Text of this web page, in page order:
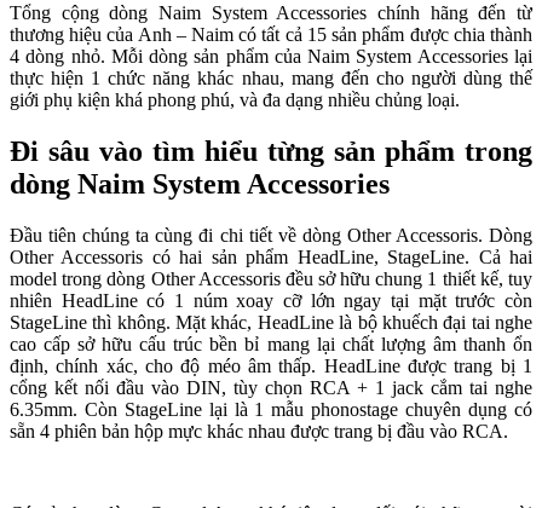
Tổng cộng dòng Naim System Accessories chính hãng đến từ
thương hiệu của Anh – Naim có tất cả 15 sản phẩm được chia thành
4 dòng nhỏ. Mỗi dòng sản phẩm của Naim System Accessories lại
thực hiện 1 chức năng khác nhau, mang đến cho người dùng thế
giới phụ kiện khá phong phú, và đa dạng nhiều chủng loại.
Đi sâu vào tìm hiểu từng sản phẩm trong
dòng Naim System Accessories
Đầu tiên chúng ta cùng đi chi tiết về dòng Other Accessoris. Dòng
Other Accessoris có hai sản phẩm HeadLine, StageLine. Cả hai
model trong dòng Other Accessoris đều sở hữu chung 1 thiết kế, tuy
nhiên HeadLine có 1 núm xoay cỡ lớn ngay tại mặt trước còn
StageLine thì không. Mặt khác, HeadLine là bộ khuếch đại tai nghe
cao cấp sở hữu cấu trúc bền bỉ mang lại chất lượng âm thanh ổn
định, chính xác, cho độ méo âm thấp. HeadLine được trang bị 1
cổng kết nối đầu vào DIN, tùy chọn RCA + 1 jack cắm tai nghe
6.35mm. Còn StageLine lại là 1 mẫu phonostage chuyên dụng có
sẵn 4 phiên bản hộp mực khác nhau được trang bị đầu vào RCA.